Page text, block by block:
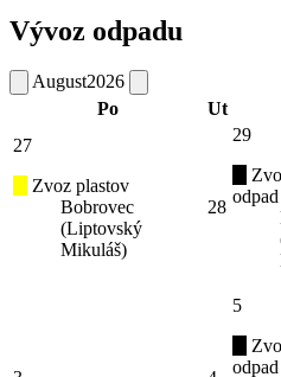
Vývoz odpadu
August2026
Po
Ut
27
Zvoz plastov
Bobrovec
(Liptovský
Mikuláš)
28
29
odpad
5
odpad